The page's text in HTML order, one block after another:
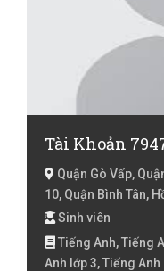
Tài Khoản
Quận Gò Vấp,
10, Quận Bình Tân,
Sinh viên
Tiếng Anh, Tiếng
Anh lớp 3, Tiếng